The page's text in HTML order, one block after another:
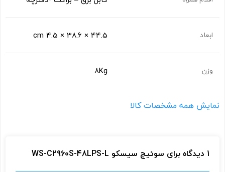
ابعاد 44.5 × 38.6 × 4.5 cm
وزن 8Kg
نمایش همه مشخصات کالا
1 دیدگاه برای سوئیچ سیسکو WS-C2960S-48LPS-L